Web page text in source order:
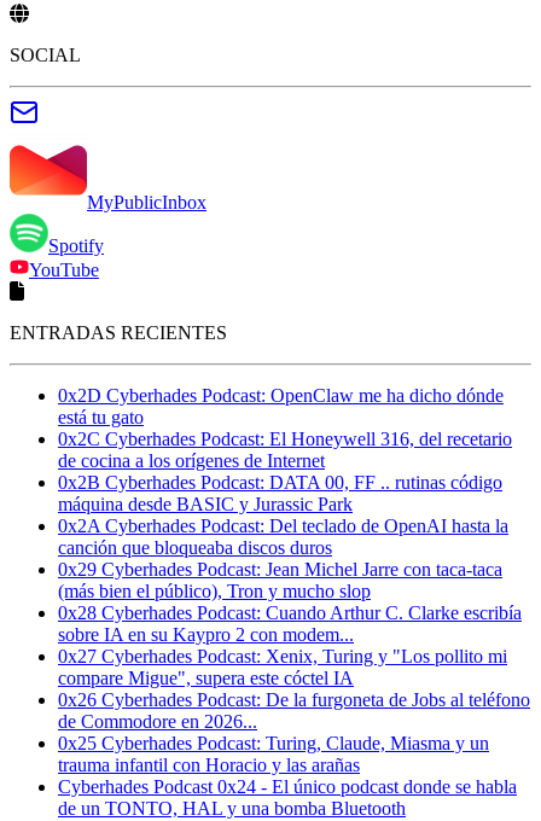
SOCIAL
MyPublicInbox
Spotify
YouTube
ENTRADAS RECIENTES
0x2D Cyberhades Podcast: OpenClaw me ha dicho dónde
está tu gato
0x2C Cyberhades Podcast: El Honeywell 316, del recetario
de cocina a los orígenes de Internet
0x2B Cyberhades Podcast: DATA 00, FF .. rutinas código
máquina desde BASIC y Jurassic Park
0x2A Cyberhades Podcast: Del teclado de OpenAI hasta la
canción que bloqueaba discos duros
0x29 Cyberhades Podcast: Jean Michel Jarre con taca-taca
(más bien el público), Tron y mucho slop
0x28 Cyberhades Podcast: Cuando Arthur C. Clarke escribía
sobre IA en su Kaypro 2 con modem...
0x27 Cyberhades Podcast: Xenix, Turing y "Los pollito mi
compare Migue", supera este cóctel IA
0x26 Cyberhades Podcast: De la furgoneta de Jobs al teléfono
de Commodore en 2026...
0x25 Cyberhades Podcast: Turing, Claude, Miasma y un
trauma infantil con Horacio y las arañas
Cyberhades Podcast 0x24 - El único podcast donde se habla
de un TONTO, HAL y una bomba Bluetooth